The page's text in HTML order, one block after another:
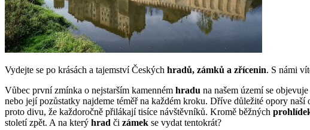
Vydejte se po krásách a tajemství Českých hradů, zámků a zřícenin. S námi
Vůbec první zmínka o nejstarším kamenném hradu na našem území se
nebo její pozůstatky najdeme téměř na každém kroku. Dříve důležité opory naší
proto divu, že každoročně přilákají tisíce návštěvníků. Kromě běžných
století zpět. A na který hrad či zámek se vydat tentokrát?